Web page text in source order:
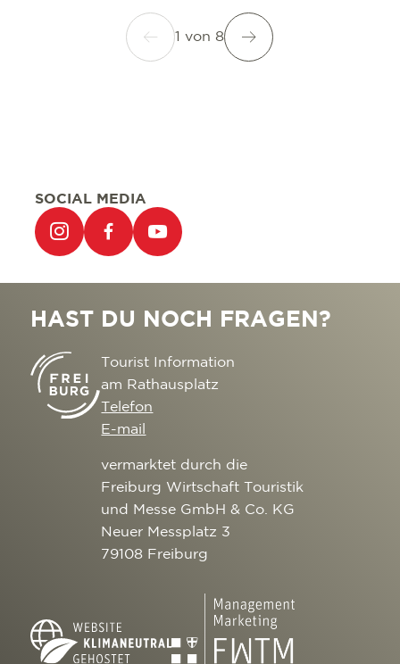
1 von 8
SOCIAL MEDIA
HAST DU NOCH FRAGEN?
Tourist Information
am Rathausplatz
Telefon
E-mail
vermarktet durch die
Freiburg Wirtschaft Touristik
und Messe GmbH & Co. KG
Neuer Messplatz 3
79108 Freiburg